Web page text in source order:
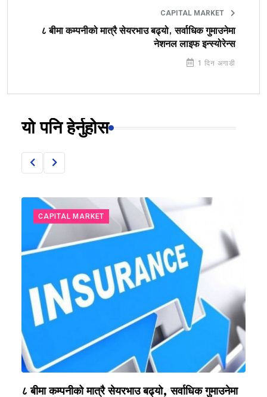
CAPITAL MARKET
८ बीमा कम्पनीको मात्रै सेयरभाउ बढ्यो, सर्वाधिक गुमाउनेमा
नेशनल लाइफ इन्स्योरेन्स
1 दिन अगाडी
यो पनि हेर्नुहोस
CAPITAL MARKET
८ बीमा कम्पनीको मात्रै सेयरभाउ बढ्यो, सर्वाधिक गुमाउनेमा